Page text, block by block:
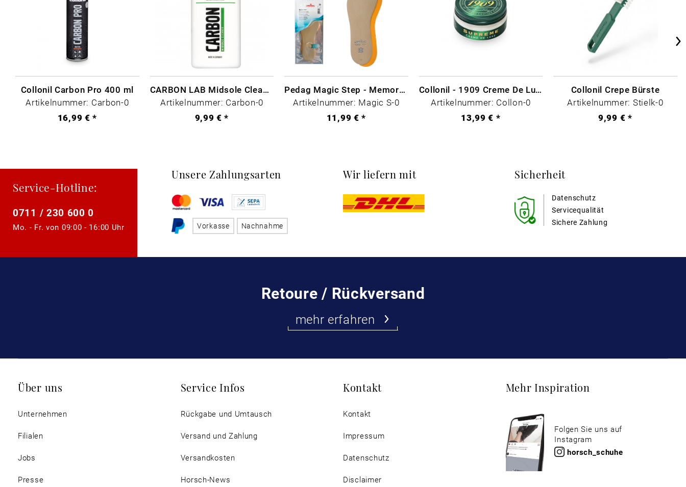
Collonil Carbon Pro 400 ml
Artikelnummer: Carbon-0
16,99 € *
CARBON LAB Midsole Cleaner
Artikelnummer: Carbon-0
9,99 € *
Pedag Magic Step - Memory Schaum
Artikelnummer: Magic S-0
11,99 € *
Collonil - 1909 Creme De Luxe Farblos
Artikelnummer: Collon-0
13,99 € *
Collonil Crepe Bürste
Artikelnummer: Stielk-0
9,99 € *
Retoure / Rückversand
mehr erfahren
Service-Hotline:
0711 / 230 600 0
Mo. - Fr. von 09:00 - 16:00 Uhr
Unsere Zahlungsarten
Vorkasse Nachnahme
Wir liefern mit Sicherheit
Datenschutz
Sichere Zahlung
Servicequalität
Über uns
Unternehmen
Filialen
Jobs
Presse
Service Infos
Rückgabe und Umtausch
Versand und Zahlung
Versandkosten
Horsch-News
Kontakt
Kontakt
Impressum
Datenschutz
Disclaimer
Mehr Inspiration
Folgen Sie uns auf
Instagram
horsch_schuhe